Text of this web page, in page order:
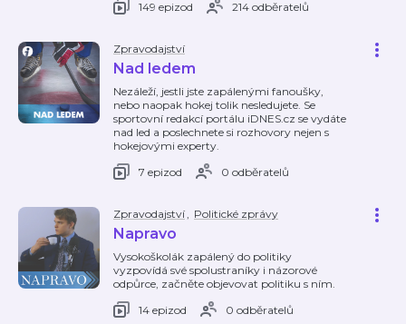
149 epizod
214 odběratelů
Zpravodajství
Nad ledem
Nezáleží, jestli jste zapálenými fanoušky,
nebo naopak hokej tolik nesledujete. Se
sportovní redakcí portálu iDNES.cz se vydáte
nad led a poslechnete si rozhovory nejen s
hokejovými experty.
7 epizod
0 odběratelů
Zpravodajství, Politické zprávy
Napravo
Vysokoškolák zapálený do politiky
vyzpovídá své spolustraníky i názorové
odpůrce, začněte objevovat politiku s ním.
14 epizod
0 odběratelů